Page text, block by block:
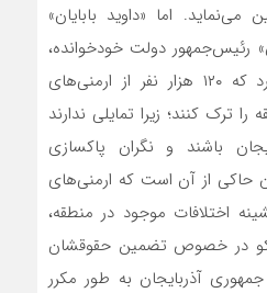
اما «داوید بابایان»
رئیس‌جمهور دولت خودخوانده،
۲۴ سپتامبر ۲۰۲۳ اعلام کرد که ۱۲۰ هزار نفر از ارمنی‌های
ترک کنند؛ زیرا تمایلی ندارند
باشند و نگران پاکسازی
حاکی از آن است که ارمنی‌های
اختلافات موجود در منطقه،
در خصوص تضمین حقوقشان
آذربایجان به طور مکرر